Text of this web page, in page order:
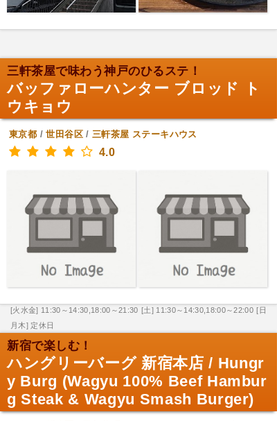
三軒茶屋で味わう神戸のひるステ！
バッファローハンター ブロッド ト
ウキョウ
東京都 /世田谷区/三軒茶屋 ステーキハウス
4.0
[火水金] 11:30～14:30,18:00～21:30 [土] 11:30～14:30,18:00～22:00 [日
月木] 定休日
新宿で楽しむ！
ハングリーバーグ 新宿本店 / Hungr
y Burg (Wagyu 100% Beef Hambur
g Steak & Wagyu Smash Burger)